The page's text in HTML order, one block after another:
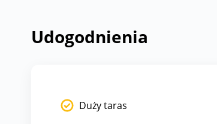
Udogodnienia
Duży taras